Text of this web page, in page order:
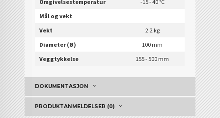
Omgivelsestemperatur
-15 - 40 °C
Mål og vekt
Vekt
2.2 kg
Diameter (Ø)
100 mm
Veggtykkelse
155 - 500 mm
DOKUMENTASJON
PRODUKTANMELDELSER (0)